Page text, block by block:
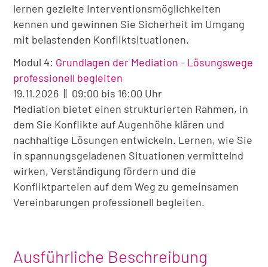
lernen gezielte Interventionsmöglichkeiten
kennen und gewinnen Sie Sicherheit im Umgang
mit belastenden Konfliktsituationen.
Modul 4: Grundlagen der Mediation - Lösungswege
professionell begleiten
19.11.2026 || 09:00 bis 16:00 Uhr
Mediation bietet einen strukturierten Rahmen, in
dem Sie Konflikte auf Augenhöhe klären und
nachhaltige Lösungen entwickeln. Lernen, wie Sie
in spannungsgeladenen Situationen vermittelnd
wirken, Verständigung fördern und die
Konfliktparteien auf dem Weg zu gemeinsamen
Vereinbarungen professionell begleiten.
Ausführliche Beschreibung